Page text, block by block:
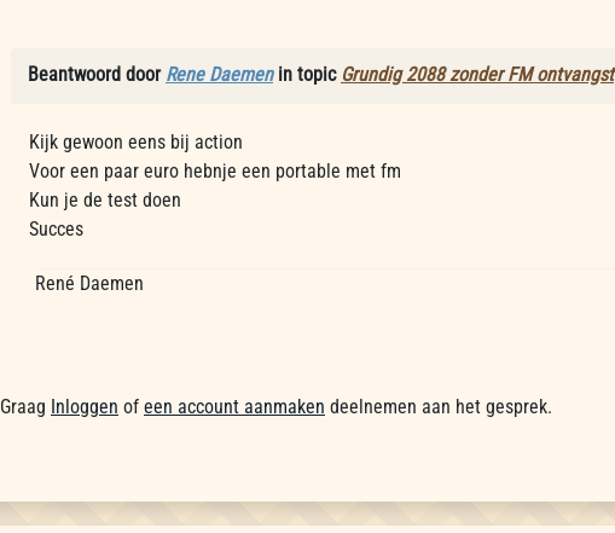
Beantwoord door Rene Daemenin topic Grundig 2088 zonder FM ontvangst
Kijk gewoon eens bij action
Voor een paar euro hebnje een portable met fm
Kun je de test doen
Succes
René Daemen
Graag Inloggen of een account aanmaken deelnemen aan het gesprek.